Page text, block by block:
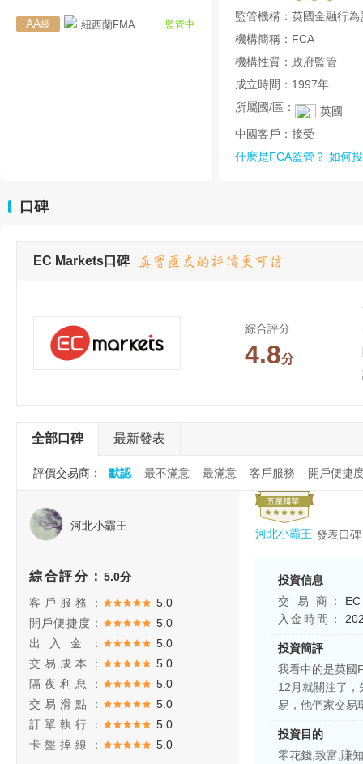
AA級 紐西蘭FMA 監管中
監管機構： 英國金融行為
機構簡稱： FCA
機構性質： 政府監管
成立時間： 1997年
所屬國/區：
英國
中國客戶： 接受
什麽是FCA監管？ 如何
口碑
EC Markets口碑
綜合評分
4.8分
全部口碑 最新發表
評價交易商： 默認 最不滿意 最滿意 客戶服務 開戶便捷
河北小霸王
綜合評分： 5.0分
客戶服務：
5.0
開戶便捷度：
5.0
出入金：
5.0
交易成本：
5.0
隔夜利息：
5.0
交易滑點：
5.0
訂單執行：
5.0
卡盤掉線：
5.0
河北小霸王 發表口碑
投資信息
交 易 商：
入金時間：
投資簡評
我看中的是英國
12月就關注了
易，他們家交易
投資目的
零花錢,致富,賺